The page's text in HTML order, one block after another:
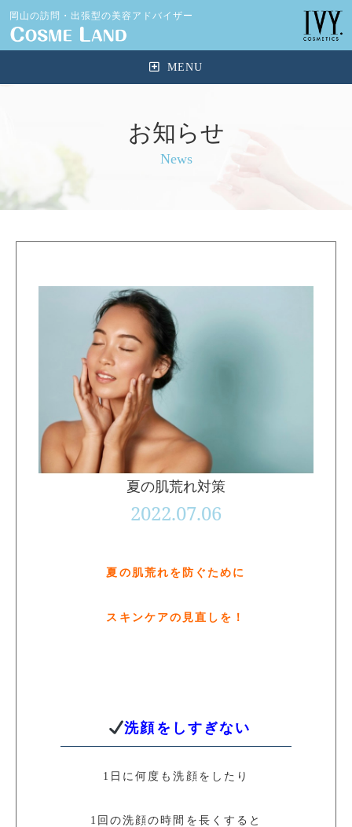
岡山の訪問・出張型の美容アドバイザー
お知らせ
News
夏の肌荒れ対策
2022.07.06
夏の肌荒れを防ぐために
スキンケアの見直しを！
洗顔をしすぎない
1日に何度も洗顔をしたり
1回の洗顔の時間を長くすると